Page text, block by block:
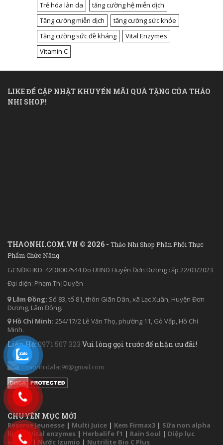
Trẻ hóa làn da
tăng cường hệ miễn dịch
Tăng cường miễn dịch
tăng cường sức khỏe
Tăng cường sức đề kháng
Vital Enzymes
Vitamin C
LIKE ĐỂ CẬP NHẬT KHUYẾN MÃI QUÀ TẶNG CỦA THẢO
NHI SHOP!
THAONHI.COM.VN © 2026 - Thảo Nhi Shop Phân Phối Thực
Phẩm Chức Năng
GCNĐKHKD: 42D8007544 Do UBND Huyện Đơn Dương cấp 22/03/2023
Đại diện: Phạm Thị Duyên
Lâm Đồng: Số 83, tổ 81, thôn Giãn Dân, xã Lạc Xuân, Huyện Đơn
Dương, Lâm Đồng.
Hồ Chí Minh: 254/17/2 Lê Văn Thọ, phường 11, Gò Vấp, Hồ Chí
Minh.
Liên Hệ:0971 507 323 Vui lòng gọi trước để nhận ưu đãi!
Thaonhidalat96@gmail.com
CHUYÊN MỤC MỚI
Reserve Jeunesse | Multi Juice | Kem Firmax3 | Sữa non alpha
lipid |Vital enzymes | Herbalife f1 | Rain Soul | Diệp lục
unicity | Nước Izumio | Nutrilite Bio C Plus